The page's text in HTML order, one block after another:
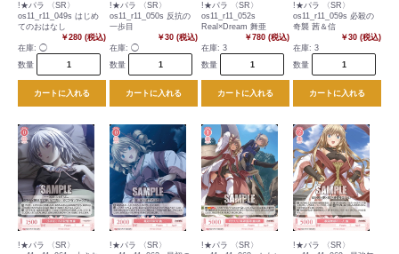
!★パラ 〈SR〉
os11_r11_049s はじめ
てのおはなし
￥280 (税込)
在庫: ◯
数量
カートに入れる
!★パラ 〈SR〉
os11_r11_050s 反抗の
一歩目
￥30 (税込)
在庫: ◯
数量
カートに入れる
!★パラ 〈SR〉
os11_r11_052s
Real×Dream 舞亜
￥780 (税込)
在庫: 3
数量
カートに入れる
!★パラ 〈SR〉
os11_r11_059s 必殺の
奇襲 茜＆信
￥30 (税込)
在庫: 3
数量
カートに入れる
!★パラ 〈SR〉
!★パラ 〈SR〉
!★パラ 〈SR〉
!★パラ 〈SR〉